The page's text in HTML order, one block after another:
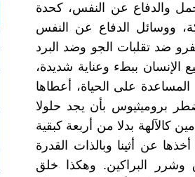
والدفاع عن النفس، كحدة
ووسائل الدفاع عن النفس
ضد تقلبات الجو وضد البرد
ببطء وعناية شديدة،
على الحياة، أعطاها
بروميثيوس بأن يجد حلولا
بدلا من أربعة كبقية
عن أثينا وبالذات القدرة
وشرر البراكين. وهكذا خلق